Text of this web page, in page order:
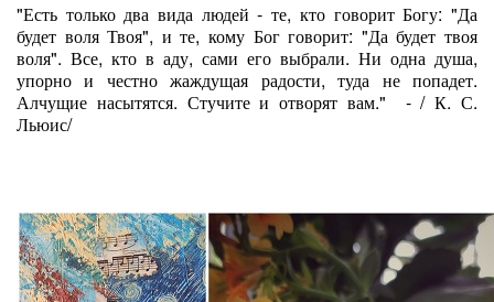
"Есть только два вида людей - те, кто говорит Богу: "Да
будет воля Твоя", и те, кому Бог говорит: "Да будет твоя
воля". Все, кто в аду, сами его выбрали. Ни одна душа,
упорно и честно жаждущая радости, туда не попадет.
Алчущие насытятся. Стучите и отворят вам." - / К. С.
Льюис/